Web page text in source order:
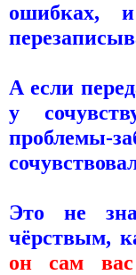
ошибках,
А если
у
проблемы-
Это не
чёрствым,
он сам